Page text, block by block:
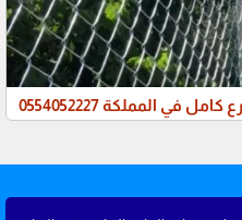
المملكة 0554052227